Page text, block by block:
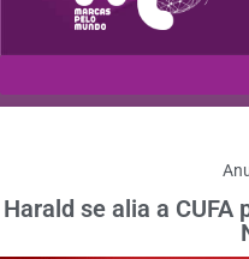
Harald se alia a